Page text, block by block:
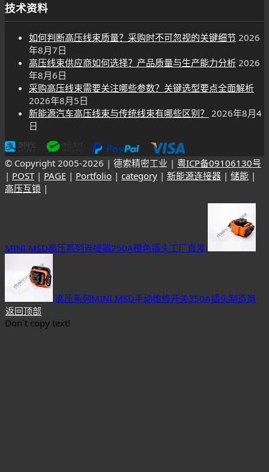
技术资料
如何判断高压线束质量？采购时不可忽视的关键细节 2026
年8月7日
高压线束供应商如何选择？产品质量与生产能力分析 2026
年8月6日
采购高压线束需要关注哪些参数？关键选型要点全面解析
2026年8月5日
新能源汽车高压线束与传统线束有哪些区别？ 2026年8月4
日
© Copyright 2005-2026 | 德索精密工业 | 粤ICP备09106130号
| POST| PAGE | Portfolio | category | 新能源连接器 | 储能 |
高压互锁 |
MINI MSD高压系列连接器250A橙色插头工厂直发
高压系列MINI MSD手动维修开关350A插头制造商
返回顶部
Don`t copy text!